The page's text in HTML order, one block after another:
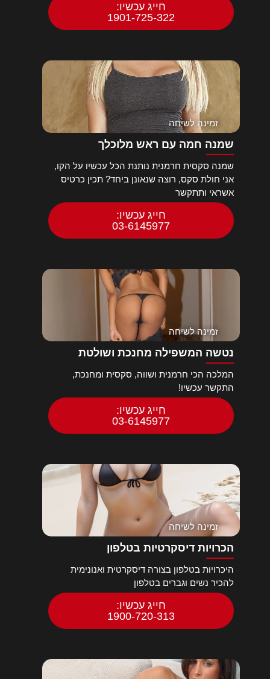
חייג עכשיו:
1901-725-322
זמינה לשיחה
שמנה חמה עם ראש מלוכלך
שמנה סקסית חרמנית נותנת הכל עכשיו על הקו,
אני חולת סקס, רוצה שנאונן ביחד? תכין כרטיס
אשראי ותתקשר
חייג עכשיו:
03-6145977
זמינה לשיחה
נטשה המשפילה מחנכת ושולטת
המלכה הכי חרמנית ושווה, סקסית ומחנכת,
התקשר עכשיו!
חייג עכשיו:
03-6145977
זמינה לשיחה
הכרויות דיסקרטיות בטלפון
היכרויות בטלפון בצורה דיסקרטית ואנונימית
להכיר נשים וגברים בטלפון
חייג עכשיו:
1900-720-313